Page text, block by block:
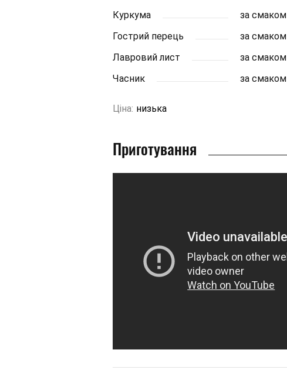
Куркума
за смаком
Гострий перець
за смаком
Лавровий лист
за смаком
Часник
за смаком
Ціна: низька
Приготування